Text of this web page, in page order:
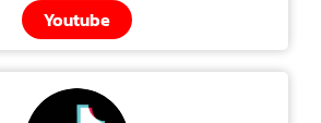
Youtube